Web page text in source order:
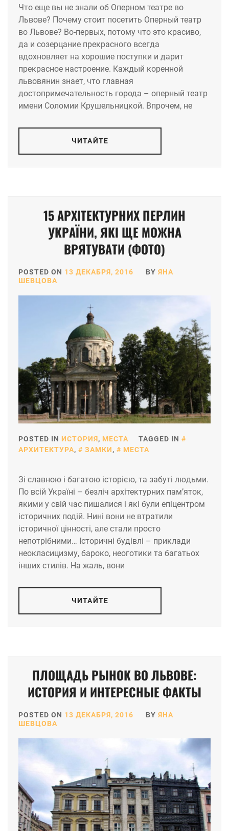
Что еще вы не знали об Оперном театре во
Львове? Почему стоит посетить Оперный театр
во Львове? Во-первых, потому что это красиво,
да и созерцание прекрасного всегда
вдохновляет на хорошие поступки и дарит
прекрасное настроение. Каждый коренной
львовянин знает, что главная
достопримечательность города – оперный театр
имени Соломии Крушельницкой. Впрочем, не
ЧИТАЙТЕ
15 АРХІТЕКТУРНИХ ПЕРЛИН
УКРАЇНИ, ЯКІ ЩЕ МОЖНА
ВРЯТУВАТИ (ФОТО)
POSTED ON 13 ДЕКАБРЯ, 2016 BY ЯНА
ШЕВЦОВА
POSTED IN ИСТОРИЯ, МЕСТА
TAGGED IN
АРХИТЕКТУРА, ЗАМКИ, МЕСТА
Зі славною і багатою історією, та забуті людьми.
По всій Україні – безліч архітектурних пам’яток,
якими у свій час пишалися і які були епіцентром
історичних подій. Нині вони не втратили
історичної цінності, але стали просто
непотрібними… Історичні будівлі – приклади
неокласицизму, бароко, неоготики та багатьох
інших стилів. На жаль, вони
ЧИТАЙТЕ
ПЛОЩАДЬ РЫНОК ВО ЛЬВОВЕ:
ИСТОРИЯ И ИНТЕРЕСНЫЕ ФАКТЫ
POSTED ON 13 ДЕКАБРЯ, 2016 BY ЯНА
ШЕВЦОВА